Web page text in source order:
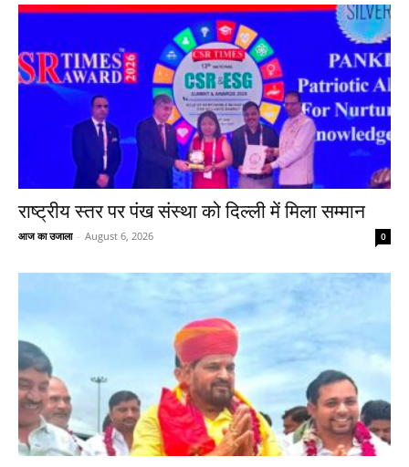
राष्ट्रीय स्तर पर पंख संस्था को दिल्ली में मिला सम्मान
आज का उजाला - August 6, 2026 0